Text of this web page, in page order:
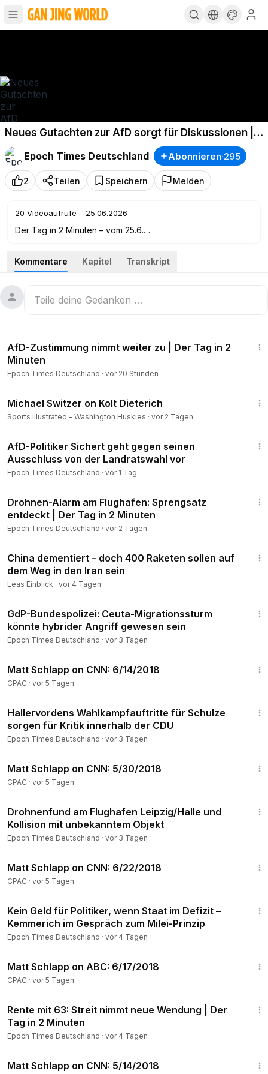
Neues Gutachten zur AfD sorgt für Diskussionen |
Der Tag in 2 Minuten
Epoch Times Deutschland
Abonnieren·295
2 Teilen Speichern Melden
20 Videoaufrufe · 25.06.2026
Der Tag in 2 Minuten – vom 25.6.
🔸 Headline
Artikel-Link
🔸 AfD in Erfurt: Innenminister warnt vor Blockaden und
Gewalt
tml
🔸 Fast 300.000 Wehrdienst-Fragebogen verschickt - 530
https://www.epochtimes.de/politik/deutschland/fast-300-00
0-wehrdienst-fragebogen-verschickt-530-freiwillige-fuer-2
🔸 64 Euro pro Barrell: Brent-Ölpreis sinkt unter Kurs vor
Irankrieg
html
🔸 Erdbeben in Venezuela - Rotes Kreuz befürchtet bis zu
https://www.epochtimes.de/politik/ausland/erdbeben-in-ven
ezuela-rotes-kreuz-befuerchtet-bis-zu-100-000-tote-a5531
373.html
„Der Tag in 2 Minuten“ hält Sie mit wichtigen Meldungen auf
dem Laufenden.
Heute gesprochen von Ani Asvazadurian.
Unterstützen Sie unabhängigen Journalismus mit einem
________________________________________________________________
Bitte achten Sie dabei auf eine angemessene
Umgangsform! Beleidigungen sind nicht erwünscht. Danke.
⚡ Webseite: www.epochtimes.de
💎 Newsletter:https://go.epochtimes.de/guten-morgen-new
👉X:
https://x.com/EpochTimesDE
ch
________________________________________________________________
Kommentare Kapitel Transkript
AfD-Zustimmung nimmt weiter zu | Der Tag in 2
Minuten
Epoch Times Deutschland · vor 20 Stunden
Michael Switzer on Kolt Dieterich
Sports Illustrated - Washington Huskies · vor 2 Tagen
AfD-Politiker Sichert geht gegen seinen
Ausschluss von der Landratswahl vor
Epoch Times Deutschland · vor 1 Tag
Drohnen-Alarm am Flughafen: Sprengsatz
entdeckt | Der Tag in 2 Minuten
Epoch Times Deutschland · vor 2 Tagen
China dementiert – doch 400 Raketen sollen auf
dem Weg in den Iran sein
Leas Einblick · vor 4 Tagen
GdP-Bundespolizei: Ceuta-Migrationssturm
könnte hybrider Angriff gewesen sein
Epoch Times Deutschland · vor 3 Tagen
Matt Schlapp on CNN: 6/14/2018
CPAC · vor 5 Tagen
Hallervordens Wahlkampfauftritte für Schulze
sorgen für Kritik innerhalb der CDU
Epoch Times Deutschland · vor 3 Tagen
Matt Schlapp on CNN: 5/30/2018
CPAC · vor 5 Tagen
Drohnenfund am Flughafen Leipzig/Halle und
Kollision mit unbekanntem Objekt
Epoch Times Deutschland · vor 3 Tagen
Matt Schlapp on CNN: 6/22/2018
CPAC · vor 5 Tagen
Kein Geld für Politiker, wenn Staat im Defizit –
Kemmerich im Gespräch zum Milei-Prinzip
Epoch Times Deutschland · vor 4 Tagen
Matt Schlapp on ABC: 6/17/2018
CPAC · vor 5 Tagen
Rente mit 63: Streit nimmt neue Wendung | Der
Tag in 2 Minuten
Epoch Times Deutschland · vor 4 Tagen
Matt Schlapp on CNN: 5/14/2018